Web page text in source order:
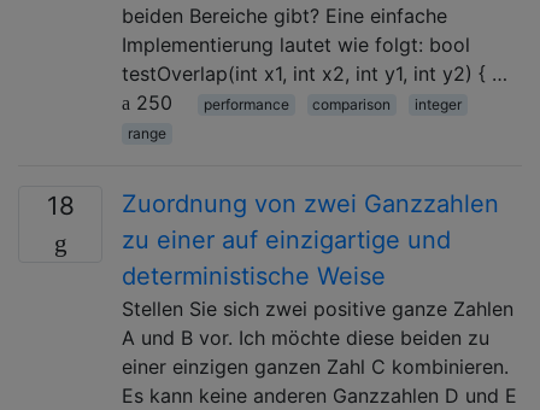
beiden Bereiche gibt? Eine einfache
Implementierung lautet wie folgt: bool
testOverlap(int x1, int x2, int y1, int y2) { …
250
performance comparison
integer
range
18
Zuordnung von zwei Ganzzahlen
zu einer auf einzigartige und
deterministische Weise
Stellen Sie sich zwei positive ganze Zahlen
A und B vor. Ich möchte diese beiden zu
einer einzigen ganzen Zahl C kombinieren.
Es kann keine anderen Ganzzahlen D und E